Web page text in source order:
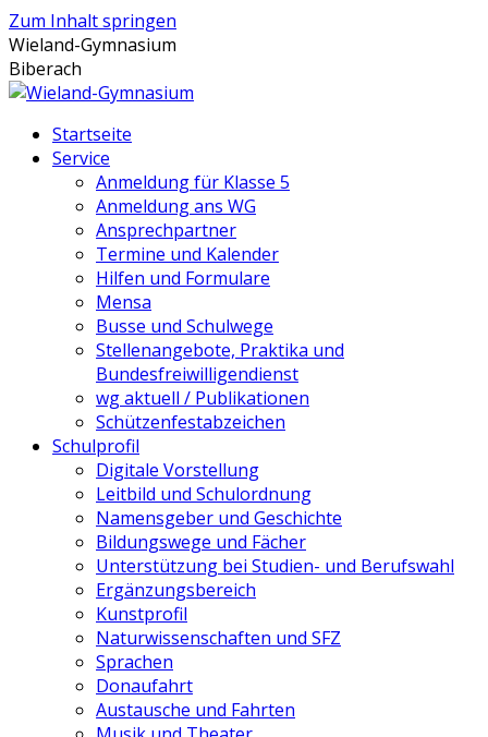
Zum Inhalt springen
Wieland-Gymnasium
Biberach
Startseite
Service
Anmeldung für Klasse 5
Anmeldung ans WG
Ansprechpartner
Termine und Kalender
Hilfen und Formulare
Mensa
Busse und Schulwege
Stellenangebote, Praktika und
Bundesfreiwilligendienst
wg aktuell / Publikationen
Schützenfestabzeichen
Schulprofil
Digitale Vorstellung
Leitbild und Schulordnung
Namensgeber und Geschichte
Bildungswege und Fächer
Unterstützung bei Studien- und Berufswahl
Ergänzungsbereich
Kunstprofil
Naturwissenschaften und SFZ
Sprachen
Donaufahrt
Austausche und Fahrten